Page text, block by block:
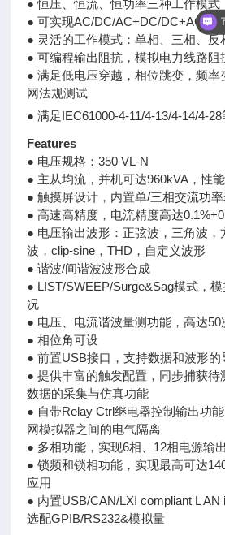
● 恒压、恒流、恒功率三种工作模式
● 可实现AC/DC/AC+DC/DC+AC四
● 灵活的工作模式：单相、三相、反
● 可编程输出阻抗，模拟电力线路阻
● 满足低电压穿越，相位跳变，频
网法规测试
● 满足IEC61000-4-11/4-13/4-14/4-
Features
● 电压规格：350 VL-N
● 主从均流，并机可达960kVA，性
● 触摸屏设计，内置单/三相交流功
● 高速高精度，电流精度高达
● 电压输出波形：正弦波，三角波，
波，clip-sine，THD，自定义波形
● 谐波/间谐波波形合成
● LIST/SWEEP/Surge&Sag模式，
况
● 电压、电流谐波量测功能，高达50
● 相位角可设
● 前置USB接口，支持数据和波形的
● 提供丰富的触发配置，同步捕获待
数据的采集与仿真功能
● 自带Relay Ctrl继电器控制输出功
网模拟器之间的电气隔离
● 多相功能，实现6相、12相电源输出
● 锁频和锁相功能，实现最高可达
应用
● 内置USB/CAN/LXI compliant L AN
选配GPIB/RS232&模拟量